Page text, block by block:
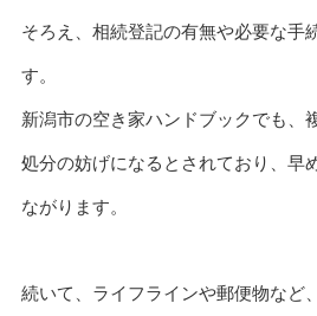
そろえ、相続登記の有無や必要な手
す。
新潟市の空き家ハンドブックでも、
処分の妨げになるとされており、早
ながります。
続いて、ライフラインや郵便物など